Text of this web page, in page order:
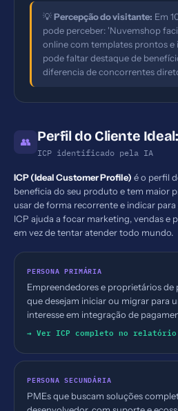
💡Percepção do visitante: Em
pode perceber: 'Nuvemshop
online com templates prontos e
pode faltar destaque de
diferencia de concorrentes
👥 Perfil do Cliente
ICP identificado pela IA
ICP (Ideal Customer Profile) é o perfil
beneficia do seu produto e tem maior
usar de forma recorrente e indicar
ICP ajuda a focar marketing, vendas e
em vez de tentar atender todo mundo.
PERSONA PRIMÁRIA
Empreendedores e proprietários de
que desejam iniciar ou migrar para
interesse em integração de
de produtos (setor varejo on-line).
→ Ver ICP completo no relatório
PERSONA SECUNDÁRIA
PMEs que buscam soluções